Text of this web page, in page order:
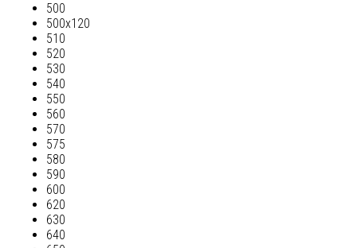
500
500х120
510
520
530
540
550
560
570
575
580
590
600
620
630
640